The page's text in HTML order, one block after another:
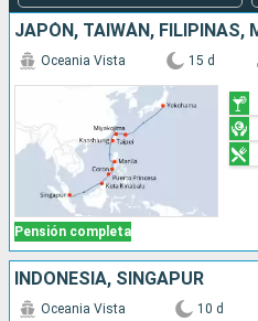
Pensión completa
Oceania Vista 15 d
INDONESIA, SINGAPUR
Oceania Vista 10 d